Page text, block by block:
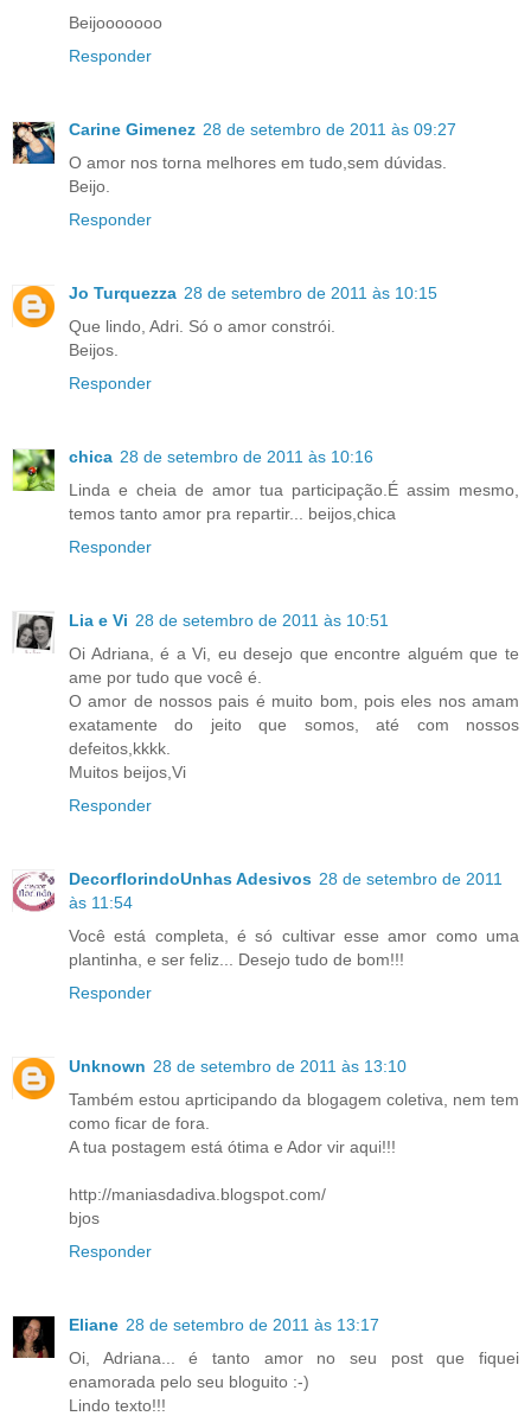
Beijooooooo
Responder
Carine Gimenez 28 de setembro de 2011 às 09:27
O amor nos torna melhores em tudo,sem dúvidas.
Beijo.
Responder
Jo Turquezza 28 de setembro de 2011 às 10:15
Que lindo, Adri. Só o amor constrói.
Beijos.
Responder
chica 28 de setembro de 2011 às 10:16
Linda e cheia de amor tua participação.É assim mesmo,
temos tanto amor pra repartir... beijos,chica
Responder
Lia e Vi 28 de setembro de 2011 às 10:51
Oi Adriana, é a Vi, eu desejo que encontre alguém que te
ame por tudo que você é.
O amor de nossos pais é muito bom, pois eles nos amam
exatamente do jeito que somos, até com nossos
defeitos,kkkk.
Muitos beijos,Vi
Responder
DecorflorindoUnhas Adesivos 28 de setembro de 2011
às 11:54
Você está completa, é só cultivar esse amor como uma
plantinha, e ser feliz... Desejo tudo de bom!!!
Responder
Unknown 28 de setembro de 2011 às 13:10
Também estou aprticipando da blogagem coletiva, nem tem
como ficar de fora.
A tua postagem está ótima e Ador vir aqui!!!
http://maniasdadiva.blogspot.com/
bjos
Responder
Eliane 28 de setembro de 2011 às 13:17
Oi, Adriana... é tanto amor no seu post que fiquei
enamorada pelo seu bloguito :-)
Lindo texto!!!